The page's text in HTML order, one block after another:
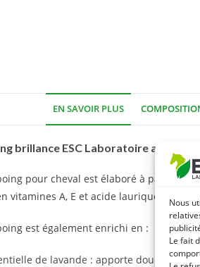
Nous
Le fait
EN SAVOIR PLUS
brillance ESC Laboratoire apporte
pour cheval est élaboré à partir de
vitamines A, E et acide laurique; l’huile
est également enrichi en :
de lavande : apporte douceur,